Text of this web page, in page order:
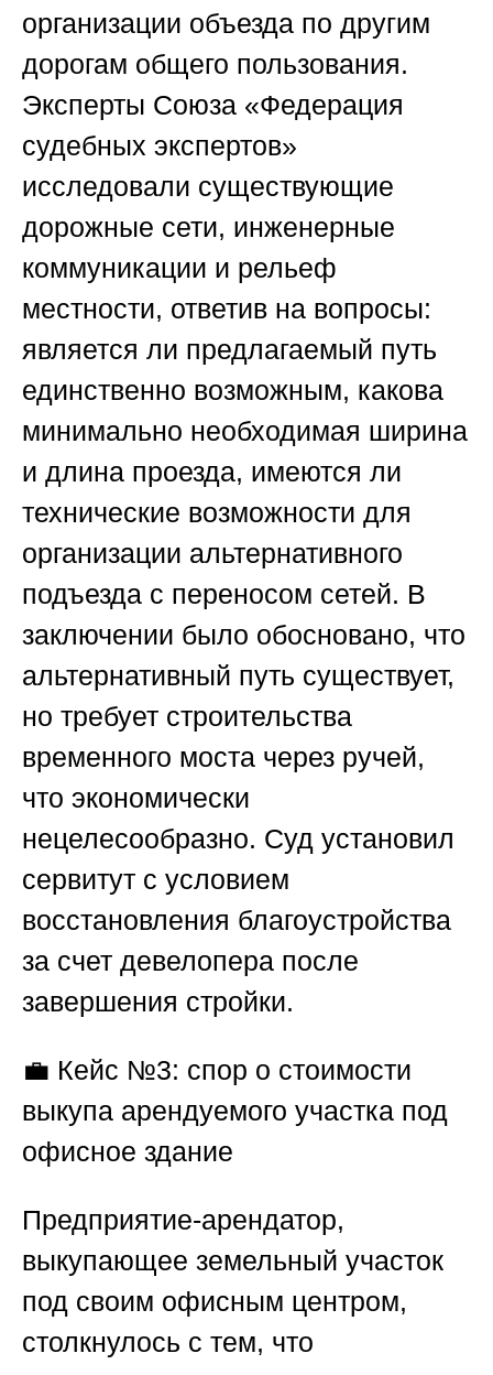
организации объезда по другим
дорогам общего пользования.
Эксперты Союза «Федерация
судебных экспертов»
исследовали существующие
дорожные сети, инженерные
коммуникации и рельеф
местности, ответив на вопросы:
является ли предлагаемый путь
единственно возможным, какова
минимально необходимая ширина
и длина проезда, имеются ли
технические возможности для
организации альтернативного
подъезда с переносом сетей. В
заключении было обосновано, что
альтернативный путь существует,
но требует строительства
временного моста через ручей,
что экономически
нецелесообразно. Суд установил
сервитут с условием
восстановления благоустройства
за счет девелопера после
завершения стройки.
💼 Кейс №3: спор о стоимости
выкупа арендуемого участка под
офисное здание
Предприятие-арендатор,
выкупающее земельный участок
под своим офисным центром,
столкнулось с тем, что